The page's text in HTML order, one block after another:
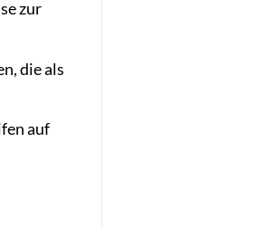
zur
die als
auf